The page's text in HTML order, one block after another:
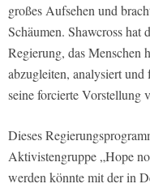
großes Aufsehen und
Schäumen. Shawcross hat
Regierung, das Menschen
abzugleiten, analysiert und
seine forcierte Vorstellung
Dieses
Aktivistengruppe „Hope
werden könnte mit der in